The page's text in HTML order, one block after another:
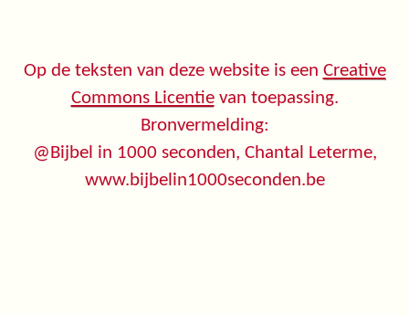
Op de teksten van deze website is een Creative
Commons Licentievan toepassing.
Bronvermelding:
@Bijbel in 1000 seconden, Chantal Leterme,
www.bijbelin1000seconden.be